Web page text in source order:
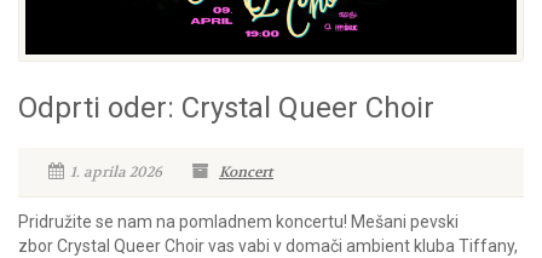
Odprti oder: Crystal Queer Choir
1. aprila 2026 Koncert
Pridružite se nam na pomladnem koncertu! Mešani pevski
zbor Crystal Queer Choir vas vabi v domači ambient kluba Tiffany,